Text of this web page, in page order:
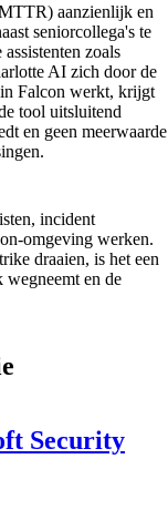
aanzienlijk en
seniorcollega's te
zoals
AI zich door de
Falcon werkt, krijgt
tool uitsluitend
en geen meerwaarde
incident
omgeving werken.
draaien, is het een
wegneemt en de
Security